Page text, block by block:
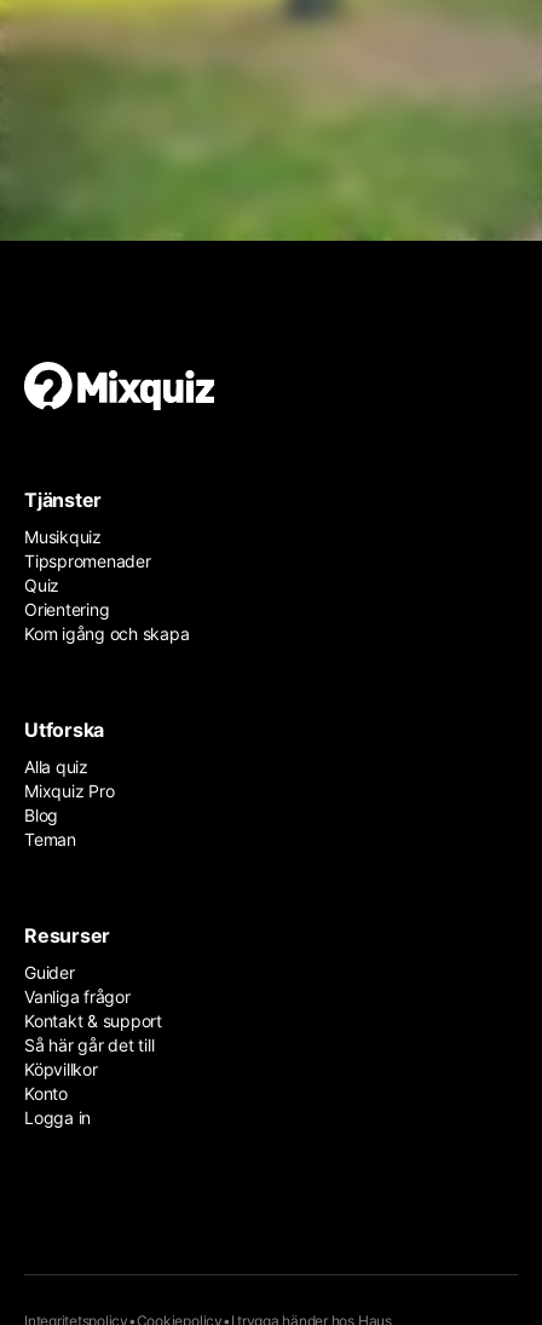
Tjänster
Musikquiz
Tipspromenader
Quiz
Orientering
Kom igång och skapa
Utforska
Alla quiz
Mixquiz Pro
Blog
Teman
Resurser
Guider
Vanliga frågor
Kontakt & support
Så här går det till
Köpvillkor
Konto
Logga in
Integritetspolicy•Cookiepolicy•I trygga händer hos Haus